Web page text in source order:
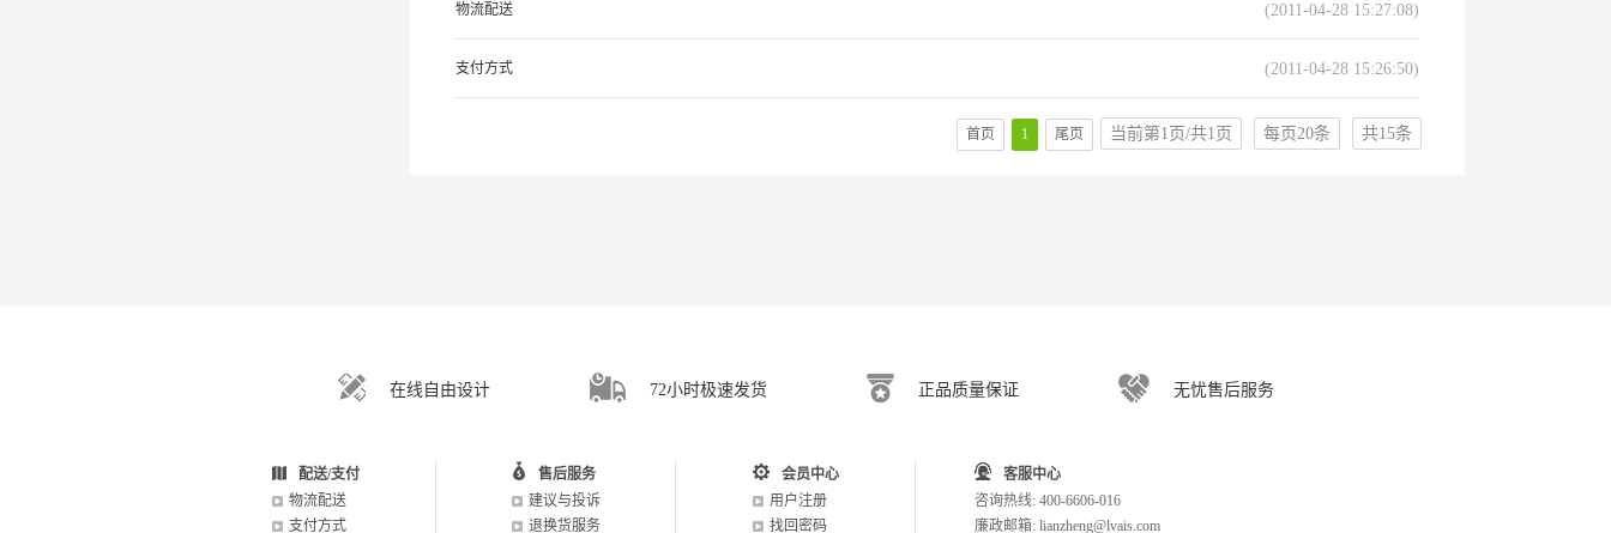
物流配送 (2011-04-28 15:27:08)
支付方式 (2011-04-28 15:26:50)
首页 1 尾页 当前第1页/共1页 每页20条 共15条
在线自由设计 72小时极速发货 正品质量保证 无忧售后服务
配送/支付
物流配送
支付方式
售后服务
建议与投诉
退换货服务
会员中心
用户注册
找回密码
客服中心
咨询热线: 400-6606-016
廉政邮箱: lianzheng@lvais.com